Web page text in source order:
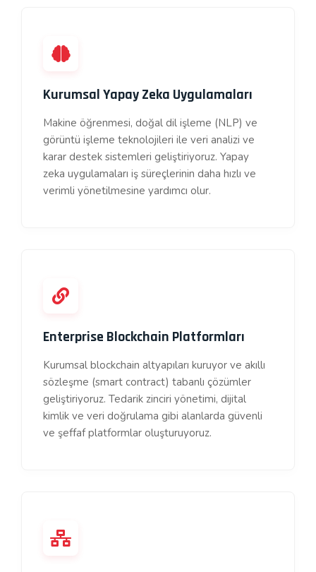
Kurumsal Yapay Zeka Uygulamaları
Makine öğrenmesi, doğal dil işleme (NLP) ve
görüntü işleme teknolojileri ile veri analizi ve
karar destek sistemleri geliştiriyoruz. Yapay
zeka uygulamaları iş süreçlerinin daha hızlı ve
verimli yönetilmesine yardımcı olur.
Enterprise Blockchain Platformları
Kurumsal blockchain altyapıları kuruyor ve akıllı
sözleşme (smart contract) tabanlı çözümler
geliştiriyoruz. Tedarik zinciri yönetimi, dijital
kimlik ve veri doğrulama gibi alanlarda güvenli
ve şeffaf platformlar oluşturuyoruz.